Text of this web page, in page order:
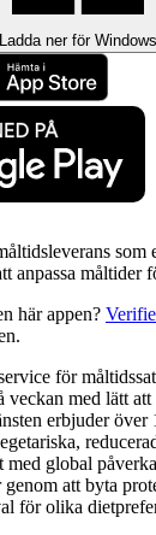
Ladda ner för Windows
som
anpassa måltider
här appen?
för
veckan med lätt
erbjuder
med global
genom att byta
för olika